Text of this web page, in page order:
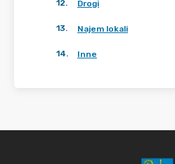
12. Drogi
13. Najem lokali
14. Inne